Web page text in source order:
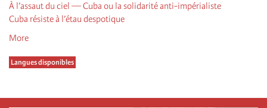
À l’assaut du ciel — Cuba ou la solidarité anti-impérialiste
Cuba résiste à l’étau despotique
More
Langues disponibles